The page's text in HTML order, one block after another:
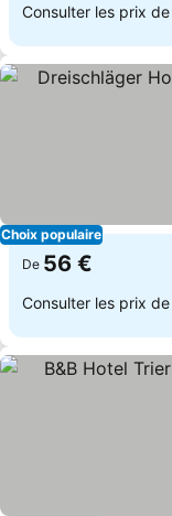
Consulter les prix de
Choix populaire
De 56 €
Consulter les prix de